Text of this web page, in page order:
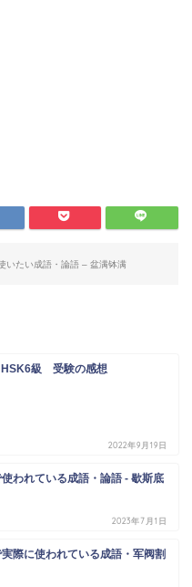
たい成語・論語 – 盆满钵满
級 受験の感想
2022年9月19日
われている成語・論語 - 歇斯底
2023年7月1日
際に使われている成語・军阀割